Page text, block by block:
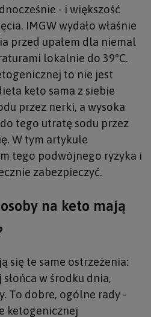
- i większość
IMGW wydało właśnie
przed upałem dla niemal
lokalnie do 39°C.
to nie jest
keto sama z siebie
przez nerki, a wysoka
tego utratę sodu przez
W tym artykule
tego podwójnego ryzyka i
zabezpieczyć.
na keto mają
się te same ostrzeżenia:
w środku dnia,
To dobre, ogólne rady -
ketogenicznej